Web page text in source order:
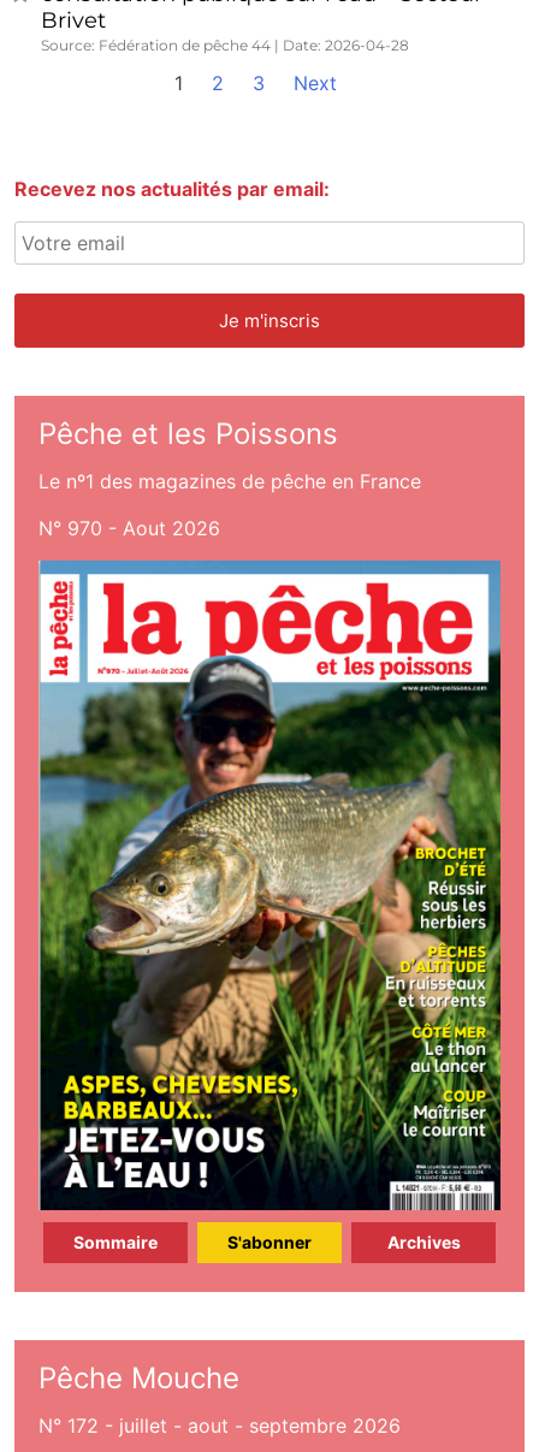
Brivet
Source: Fédération de pêche 44 Date: 2026-04-28
1 2 3 Next
Recevez nos actualités par email:
Pêche et les Poissons
Le nº1 des magazines de pêche en France
N° 970 - Aout 2026
Sommaire S'abonner Archives
Pêche Mouche
N° 172 - juillet - aout - septembre 2026